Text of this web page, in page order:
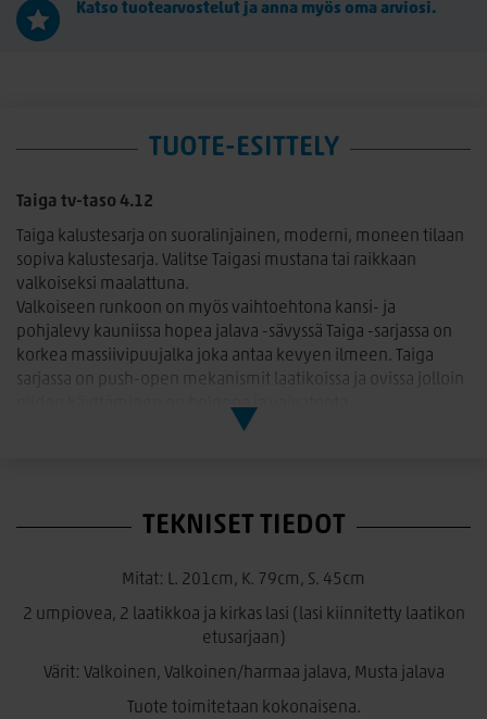
Katso tuotearvostelut ja anna myös oma arviosi.
TUOTE-ESITTELY
Taiga tv-taso 4.12
Taiga kalustesarja on suoralinjainen, moderni, moneen tilaan
sopiva kalustesarja. Valitse Taigasi mustana tai raikkaan
valkoiseksi maalattuna.
Valkoiseen runkoon on myös vaihtoehtona kansi- ja
pohjalevy kauniissa hopea jalava -sävyssä Taiga -sarjassa on
korkea massiivipuujalka joka antaa kevyen ilmeen. Taiga
sarjassa on push-open mekanismit laatikoissa ja ovissa jolloin
niiden käyttäminen on helppoa ja vaivatonta.
Värit: Valkoinen, Valkoinen/harmaa jalava, Musta jalava
TEKNISET TIEDOT
Mitat: L. 201cm, K. 79cm, S. 45cm
2 umpiovea, 2 laatikkoa ja kirkas lasi (lasi kiinnitetty laatikon
etusarjaan)
Värit: Valkoinen, Valkoinen/harmaa jalava, Musta jalava
Tuote toimitetaan kokonaisena.